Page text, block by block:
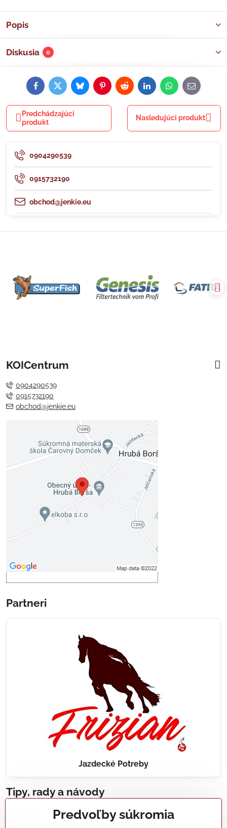
Popis
Diskusia 0
FacebookTwitterBlueskyPinterestRedditLinkedInWhatsApp
E-
mail
Predchádzajúci
produkt
Nasledujúci produkt
0904290539
0915732190
obchod@jenkie.eu
KOICentrum
0904290539
0915732190
obchod@jenkie.eu
Externý obsah je blokovaný
Voľbami súkromia
Prajete si načítať externý obsah?
Povoliť tentokrát
Povoliť a zapamätať - súhlas s
Partneri
Jazdecké Potreby
Tipy, rady a návody
Realizácie záhradných jazierok, bazénov, fontán,
Predvoľby súkromia